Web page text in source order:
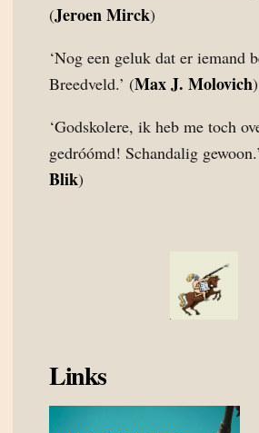
(Jeroen Mirck)
‘Nog een geluk dat er iemand
Breedveld.’ (Max J. Molovich)
‘Godskolere, ik heb me toch
gedróómd! Schandalig
Blik)
Links